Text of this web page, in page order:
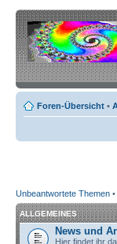
Foren-Übersicht •
Unbeantwortete Themen •
ALLGEMEINES
News und
Hier findet ihr